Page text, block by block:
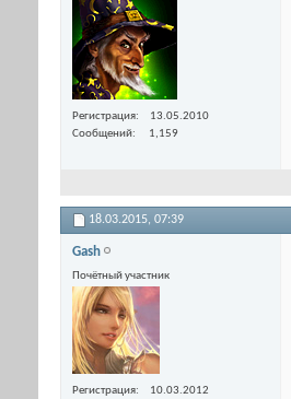
Регистрация
13.05.2010
Сообщений
1,159
18.03.2015, 07:39
Gash
Почётный участник
Регистрация
10.03.2012